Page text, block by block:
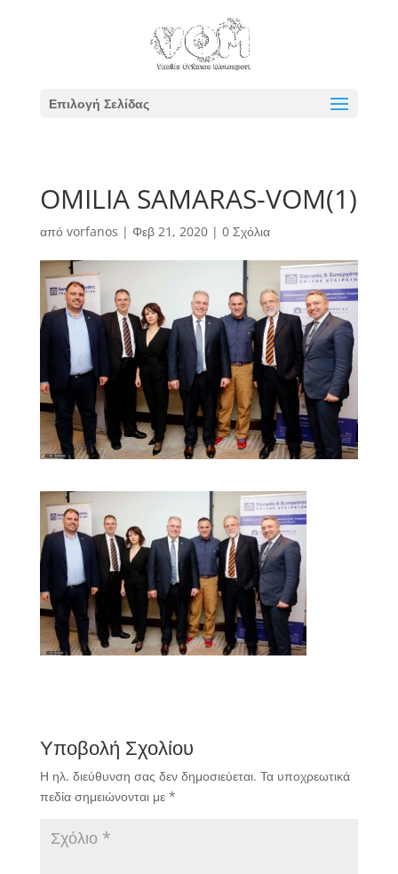
Επιλογή Σελίδας
OMILIA SAMARAS-VOM(1)
από vorfanos | Φεβ 21, 2020| 0 Σχόλια
Υποβολή Σχολίου
Η ηλ. διεύθυνση σας δεν δημοσιεύεται. Τα υποχρεωτικά
πεδία σημειώνονται με *